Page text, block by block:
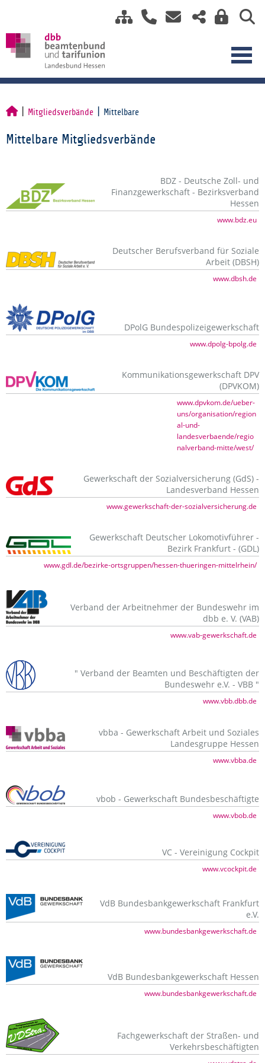
Mitgliedsverbände Mittelbare
Mittelbare Mitgliedsverbände
BDZ - Deutsche Zoll- und
Finanzgewerkschaft - Bezirksverband
Hessen
www.bdz.eu
Deutscher Berufsverband für Soziale
Arbeit (DBSH)
www.dbsh.de
DPolG Bundespolizeigewerkschaft
www.dpolg-bpolg.de
Kommunikationsgewerkschaft DPV
(DPVKOM)
www.dpvkom.de/ueber-
uns/organisation/region
al-und-
landesverbaende/regio
nalverband-mitte/west/
Gewerkschaft der Sozialversicherung (GdS) -
Landesverband Hessen
www.gewerkschaft-der-sozialversicherung.de
Gewerkschaft Deutscher Lokomotivführer -
Bezirk Frankfurt - (GDL)
www.gdl.de/bezirke-ortsgruppen/hessen-thueringen-mittelrhein/
Verband der Arbeitnehmer der Bundeswehr im
dbb e. V. (VAB)
www.vab-gewerkschaft.de
" Verband der Beamten und Beschäftigten der
Bundeswehr e.V. - VBB "
www.vbb.dbb.de
vbba - Gewerkschaft Arbeit und Soziales
Landesgruppe Hessen
www.vbba.de
vbob - Gewerkschaft Bundesbeschäftigte
www.vbob.de
VC - Vereinigung Cockpit
www.vcockpit.de
VdB Bundesbankgewerkschaft Frankfurt
e.V.
www.bundesbankgewerkschaft.de
VdB Bundesbankgewerkschaft Hessen
www.bundesbankgewerkschaft.de
Fachgewerkschaft der Straßen- und
Verkehrsbeschäftigten